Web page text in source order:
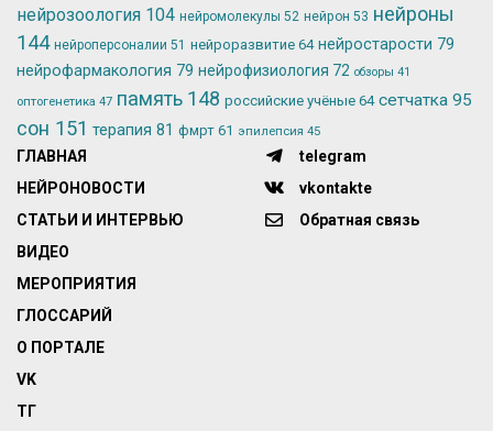
нейрозоология 104 нейромолекулы 52 нейрон 53 нейроны
144 нейроперсоналии 51 нейроразвитие 64 нейростарости 79
нейрофармакология 79 нейрофизиология 72 обзоры 41
оптогенетика 47 память 148 российские учёные 64 сетчатка 95
сон 151 терапия 81 фмрт 61 эпилепсия 45
ГЛАВНАЯ
НЕЙРОНОВОСТИ
СТАТЬИ И ИНТЕРВЬЮ
ВИДЕО
МЕРОПРИЯТИЯ
ГЛОССАРИЙ
О ПОРТАЛЕ
VK
ТГ
telegram
vkontakte
Обратная связь